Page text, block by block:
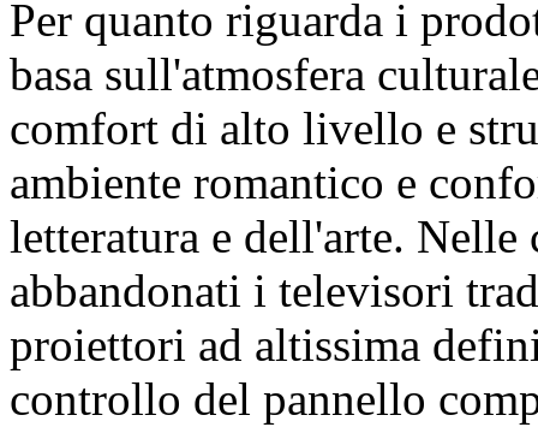
Per quanto riguarda i
basa sull'atmosfera
comfort di alto livello e
ambiente romantico e
letteratura e dell'arte.
abbandonati i televisori
proiettori ad altissima
controllo del pannello